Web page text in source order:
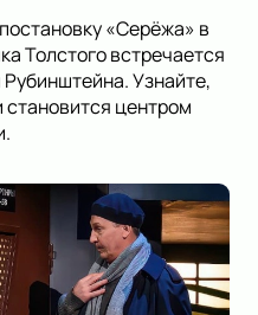
«Серёжа» в
Толстого встречается
Узнайте,
центром